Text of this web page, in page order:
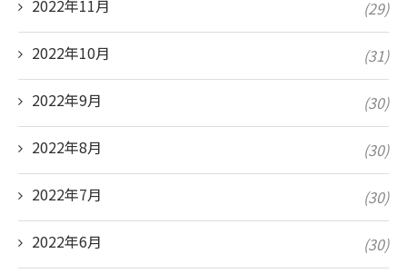
2022年11月 (29)
2022年10月 (31)
2022年9月 (30)
2022年8月 (30)
2022年7月 (30)
2022年6月 (30)